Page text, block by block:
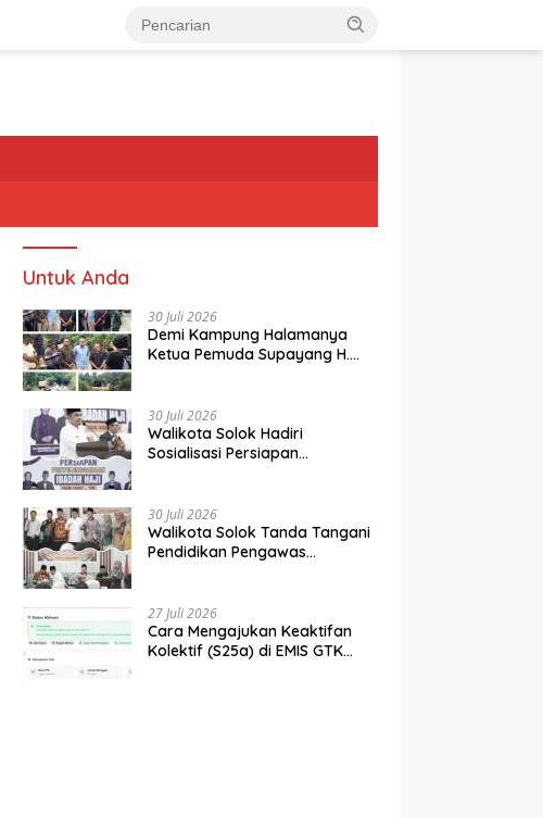
Untuk Anda
30 Juli 2026
Demi Kampung Halamanya
Ketua Pemuda Supayang H.
Simpang Tabek Menuju
Supayang
30 Juli 2026
Walikota Solok Hadiri
Sosialisasi Persiapan
30 Juli 2026
Walikota Solok Tanda Tangani
Pendidikan Pengawas
27 Juli 2026
Cara Mengajukan Keaktifan
Kolektif (S25a) di EMIS GTK